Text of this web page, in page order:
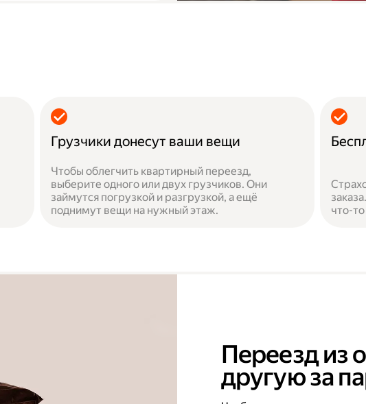
Грузчики донесут ваши вещи
Чтобы облегчить квартирный переезд,
выберите одного или двух грузчиков. Они
займутся погрузкой и разгрузкой, а ещё
поднимут вещи на нужный этаж.
что-
Переезд из
другую за